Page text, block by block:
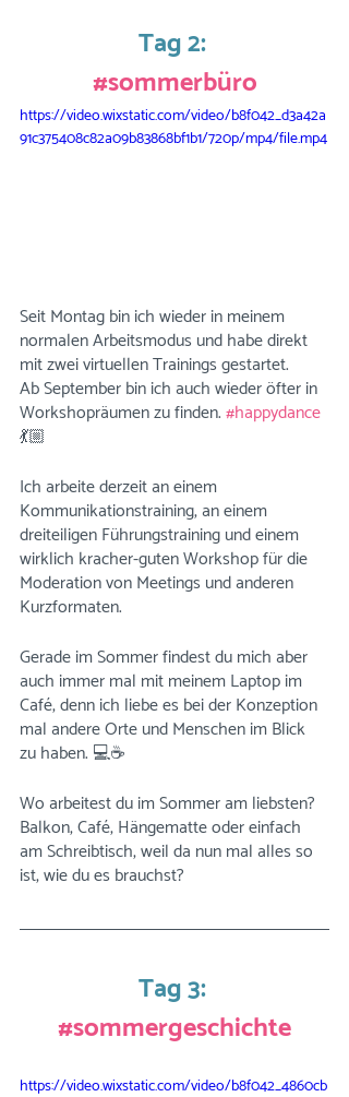
Tag 2:
#sommerbüro
https://video.wixstatic.com/video/b8f042_d3a42a
91c375408c82a09b83868bf1b1/720p/mp4/file.mp4
Seit Montag bin ich wieder in meinem
normalen Arbeitsmodus und habe direkt
mit zwei virtuellen Trainings gestartet.
Ab September bin ich auch wieder öfter in
Workshopräumen zu finden. #happydance
💃🏼
Ich arbeite derzeit an einem
Kommunikationstraining, an einem
dreiteiligen Führungstraining und einem
wirklich kracher-guten Workshop für die
Moderation von Meetings und anderen
Kurzformaten.
Gerade im Sommer findest du mich aber
auch immer mal mit meinem Laptop im
Café, denn ich liebe es bei der Konzeption
mal andere Orte und Menschen im Blick
zu haben. 💻☕
Wo arbeitest du im Sommer am liebsten?
Balkon, Café, Hängematte oder einfach
am Schreibtisch, weil da nun mal alles so
ist, wie du es brauchst?
Tag 3:
#sommergeschichte
https://video.wixstatic.com/video/b8f042_4860cb